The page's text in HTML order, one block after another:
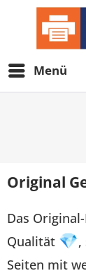
Menü
Original
Das
Qualität 💎,
Seiten mit